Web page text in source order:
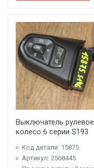
Выключатель рулевое
колесо 6 серии S193
Код детали: 15875
Артикул: 2568445